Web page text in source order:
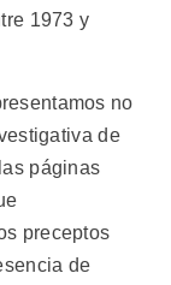
1973 y
no
de
páginas
preceptos
de